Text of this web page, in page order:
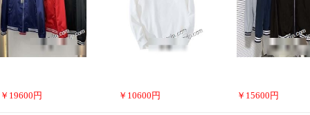
￥ 19600 円 ￥ 10600 円 ￥ 15600 円